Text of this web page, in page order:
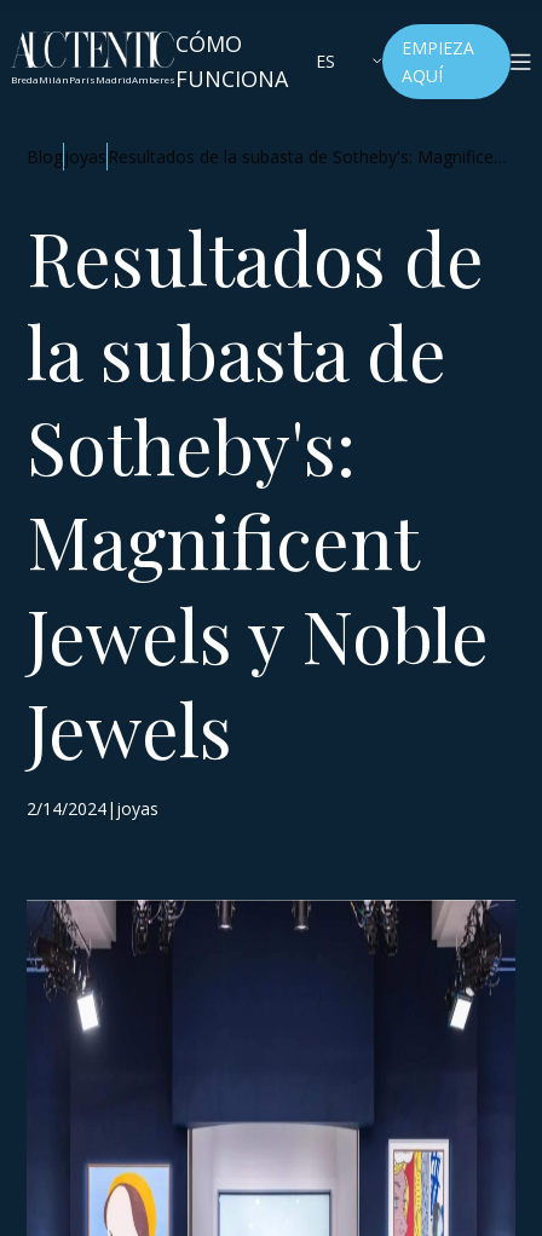
BredaMilánParísMadridAmberes
CÓMO
FUNCIONA
ES
EMPIEZA
AQUÍ
Blogjoyas Resultados de la subasta de Sotheby's: Magnificent
Resultados de
la subasta de
Sotheby's:
Magnificent
Jewels y Noble
Jewels
2/14/2024|joyas